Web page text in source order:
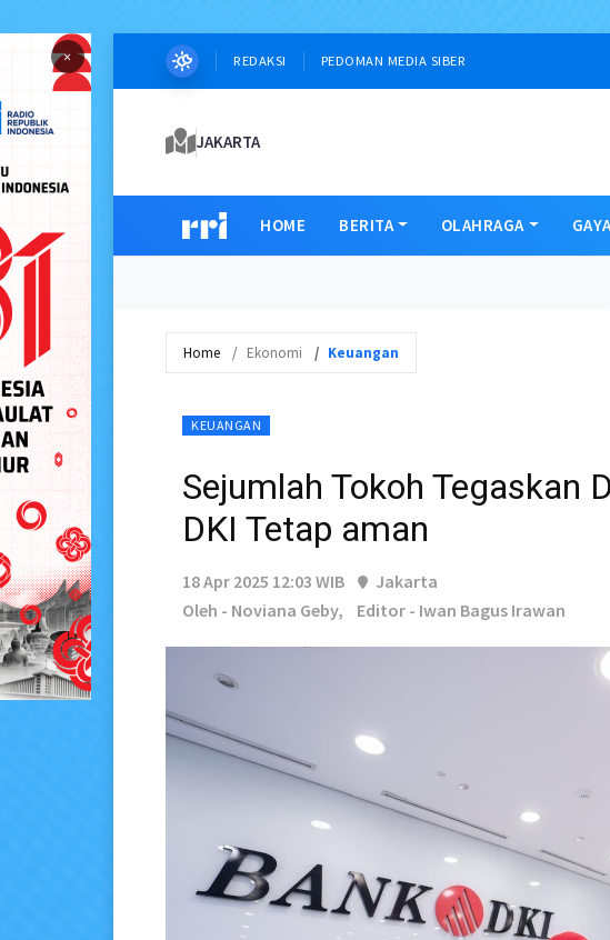
× REDAKSI PEDOMAN MEDIA SIBER
JAKARTA
HOME BERITA OLAHRAGA
Home Ekonomi Keuangan
KEUANGAN
Sejumlah Tokoh Tegaskan
DKI Tetap aman
18 Apr 2025 12:03 WIB
Jakarta
Oleh - Noviana Geby,
Editor - Iwan Bagus Irawan